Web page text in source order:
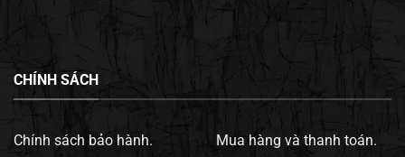
CHÍNH SÁCH
Chính sách bảo hành. Mua hàng và thanh toán.